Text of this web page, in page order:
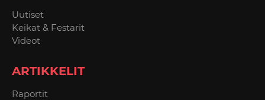
Uutiset
Keikat & Festarit
Videot
ARTIKKELIT
Raportit